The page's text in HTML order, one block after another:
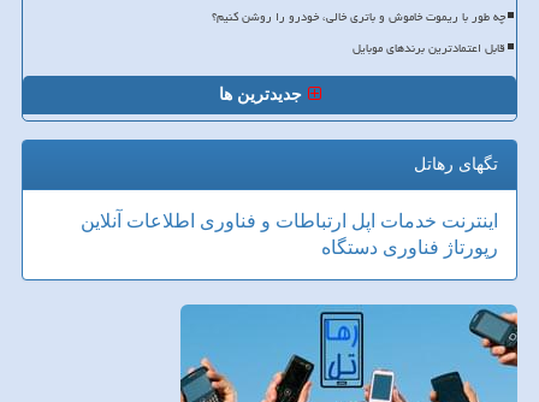
چه طور با ریموت خاموش و باتری خالی، خودرو را روشن کنیم؟
قابل اعتمادترین برندهای موبایل
جدیدترین ها
تگهای رهاتل
اینترنت خدمات اپل ارتباطات و فناوری اطلاعات آنلاین
رپورتاژ فناوری دستگاه